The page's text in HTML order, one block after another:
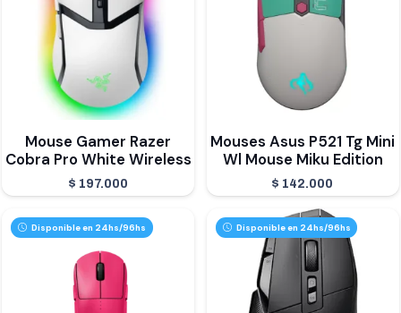
Mouse Gamer Razer
Cobra Pro White Wireless
$ 197.000
Mouses Asus P521 Tg Mini
Wl Mouse Miku Edition
$ 142.000
Disponible en 24hs/96hs Disponible en 24hs/96hs